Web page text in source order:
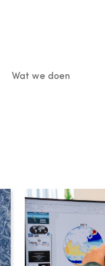
Wat we doen